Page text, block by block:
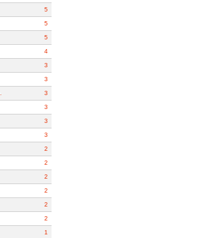
5
5
5
4
3
3
3
3
3
3
2
2
2
2
2
2
1